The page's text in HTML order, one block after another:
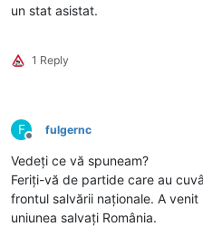
un stat asistat.
1 Reply
F
Deconectat
fulgernc
Vedeți ce vă spuneam?
Feriți-vă de partide care au
frontul salvării naționale. A
uniunea salvați România.